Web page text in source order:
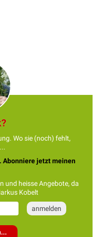
Wo sie (noch) fehlt,
jetzt meinen
und heisse Angebote, da
Kobelt